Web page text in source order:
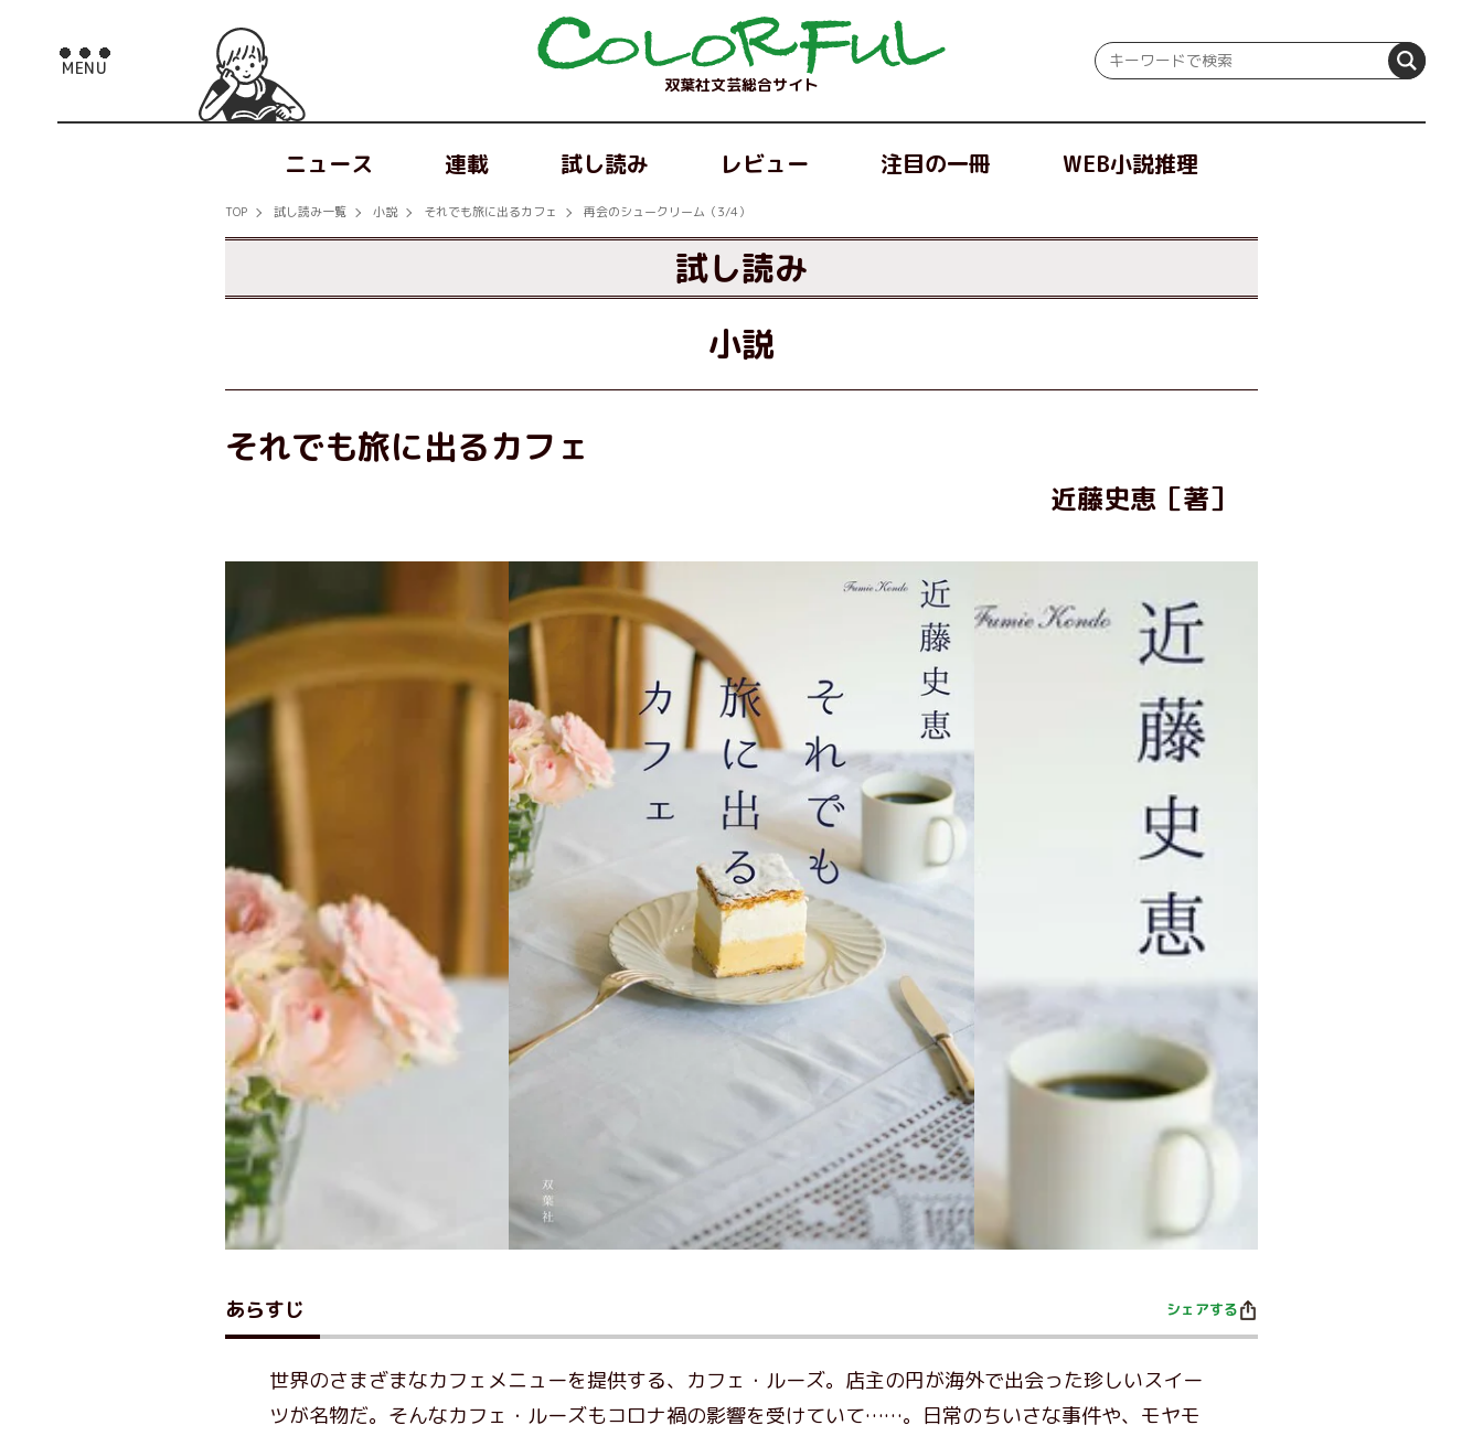
双葉社文芸総合サイト
ニュース 連載 試し読み レビュー 注目の一冊 WEB小説推理
TOP 試し読み一覧 小説 それでも旅に出るカフェ 再会のシュークリーム（3/4）
試し読み
小説
それでも旅に出るカフェ
近藤史恵［著］
あらすじ シェアする
世界のさまざまなカフェメニューを提供する、カフェ・ルーズ。店主の円が海外で出会った珍しいスイー
ツが名物だ。そんなカフェ・ルーズもコロナ禍の影響を受けていて……。日常のちいさな事件や、モヤモ